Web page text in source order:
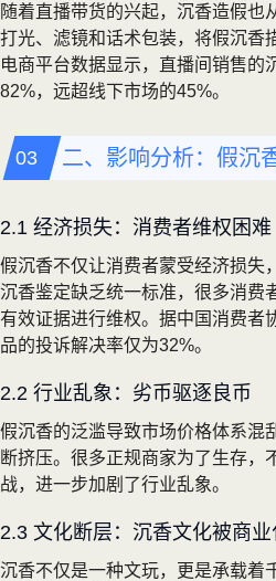
随着直播带货的兴起，沉香造假也
打光、滤镜和话术包装，将假沉香
电商平台数据显示，直播间销售的
82%，远超线下市场的45%。
二、影响分析：假沉
2.1 经济损失：消费者维权困难
假沉香不仅让消费者蒙受经济损失
沉香鉴定缺乏统一标准，很多消费
有效证据进行维权。据中国消费者
品的投诉解决率仅为32%。
2.2 行业乱象：劣币驱逐良币
假沉香的泛滥导致市场价格体系混
断挤压。很多正规商家为了生存，
战，进一步加剧了行业乱象。
2.3 文化断层：沉香文化被商业
沉香不仅是一种文玩，更是承载着